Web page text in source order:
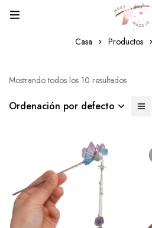
mariposa
Casa Productos
Mostrando todos los 10 resultados
Ordenación por defecto